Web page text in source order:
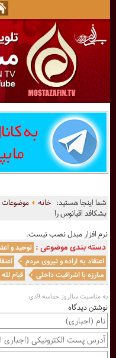
شما اینجا هستید:خانه موضوعات
بشکافد اقیانوس را
نرم افزار مبدل نصب نیست.
دسته بندی موضوعی : توحید و
اعتقاد به اراده و نیروی مردم
مبارزه با اشرافیت داخلی
قیام لله
به مناسبت سالروز حماسه 9دی
نوشتن دیدگاه